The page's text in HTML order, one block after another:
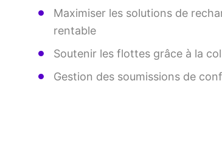
Maximiser les solutions de
rentable
Soutenir les flottes grâce à la
Gestion des soumissions de